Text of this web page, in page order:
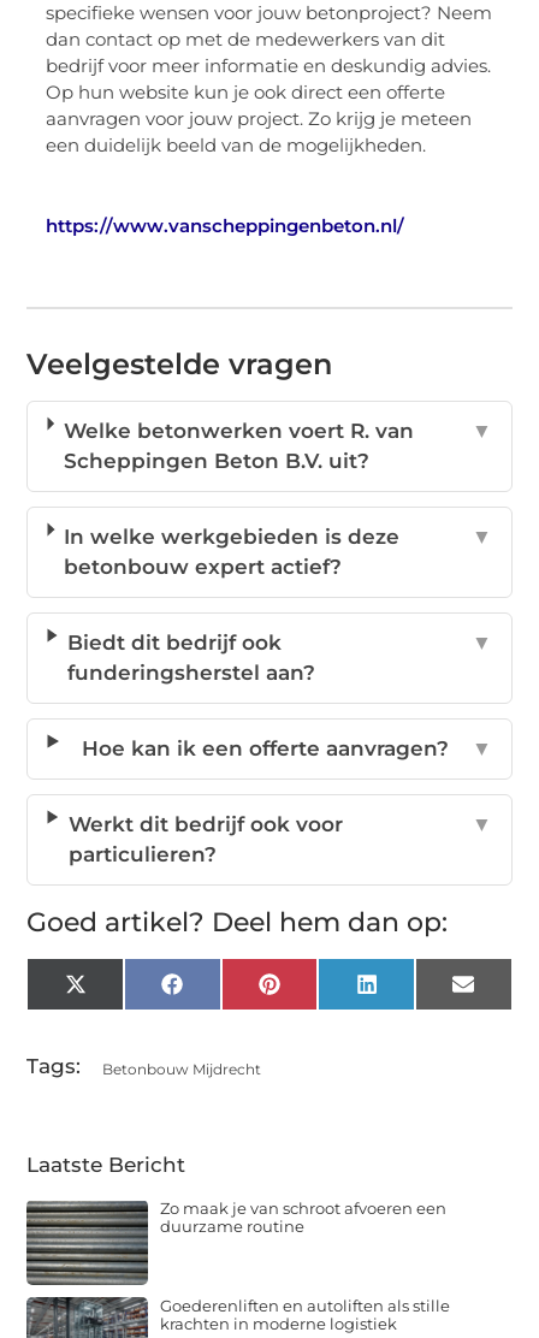
specifieke wensen voor jouw betonproject? Neem
dan contact op met de medewerkers van dit
bedrijf voor meer informatie en deskundig advies.
Op hun website kun je ook direct een offerte
aanvragen voor jouw project. Zo krijg je meteen
een duidelijk beeld van de mogelijkheden.
https://www.vanscheppingenbeton.nl/
Veelgestelde vragen
Welke betonwerken voert R. van
Scheppingen Beton B.V. uit?
▼
In welke werkgebieden is deze
betonbouw expert actief?
▼
Biedt dit bedrijf ook
funderingsherstel aan?
▼
Hoe kan ik een offerte aanvragen? ▼
Werkt dit bedrijf ook voor
particulieren?
▼
Goed artikel? Deel hem dan op:
X
(Twitter)
FacebookPinterestLinkedInEmail
Tags: Betonbouw Mijdrecht
Laatste Bericht
Zo maak je van schroot afvoeren een
duurzame routine
Goederenliften en autoliften als stille
krachten in moderne logistiek